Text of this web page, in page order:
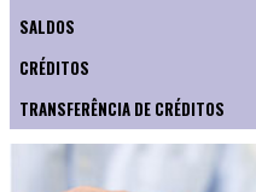
SALDOS
CRÉDITOS
TRANSFERÊNCIA DE CRÉDITOS